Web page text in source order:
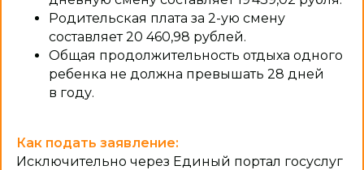
Родительская плата за 2-ую смену
составляет 20 460,98 рублей.
Общая продолжительность отдыха одного
ребенка не должна превышать 28 дней
в году.
Как подать заявление:
Исключительно через Единый портал госуслуг